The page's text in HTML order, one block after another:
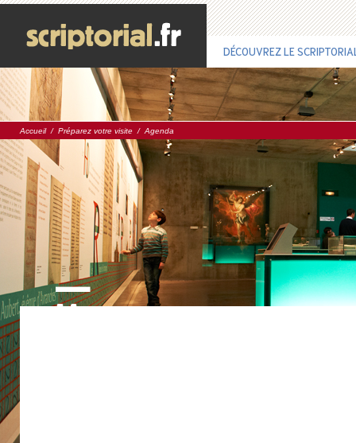
DÉCOUVREZ LE
Accueil/ Préparez votre visite / Agenda